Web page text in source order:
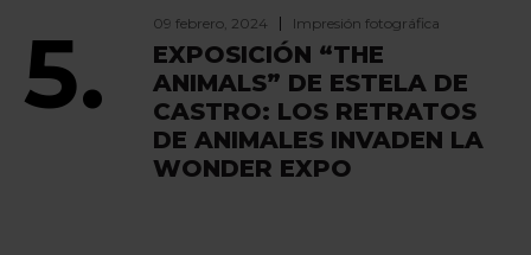
5. 09 febrero, 2024 Impresión fotográfica
EXPOSICIÓN “THE
ANIMALS” DE ESTELA DE
CASTRO: LOS RETRATOS
DE ANIMALES INVADEN LA
WONDER EXPO